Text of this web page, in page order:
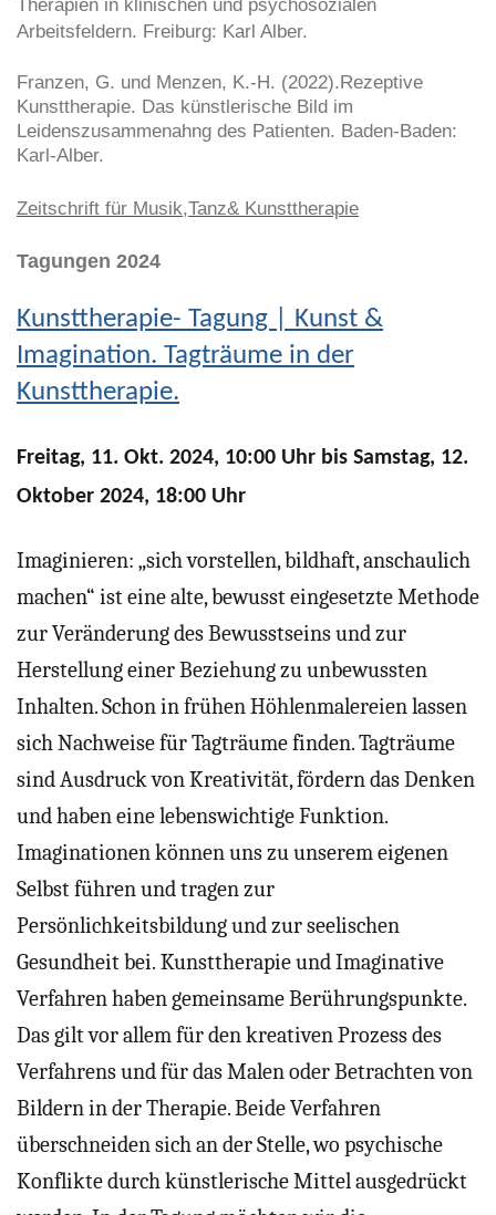
Therapien in klinischen und psychosozialen
Arbeitsfeldern. Freiburg: Karl Alber.
Franzen, G. und Menzen, K.-H. (2022).Rezeptive
Kunsttherapie. Das künstlerische Bild im
Leidenszusammenahng des Patienten. Baden-Baden:
Karl-Alber.
Zeitschrift für Musik,Tanz& Kunsttherapie
Tagungen 2024
Kunsttherapie- Tagung | Kunst &
Imagination. Tagträume in der
Kunsttherapie.
Freitag, 11. Okt. 2024, 10:00 Uhr bis Samstag, 12.
Oktober 2024, 18:00 Uhr
Imaginieren: „sich vorstellen, bildhaft, anschaulich
machen“ ist eine alte, bewusst eingesetzte Methode
zur Veränderung des Bewusstseins und zur
Herstellung einer Beziehung zu unbewussten
Inhalten. Schon in frühen Höhlenmalereien lassen
sich Nachweise für Tagträume finden. Tagträume
sind Ausdruck von Kreativität, fördern das Denken
und haben eine lebenswichtige Funktion.
Imaginationen können uns zu unserem eigenen
Selbst führen und tragen zur
Persönlichkeitsbildung und zur seelischen
Gesundheit bei. Kunsttherapie und Imaginative
Verfahren haben gemeinsame Berührungspunkte.
Das gilt vor allem für den kreativen Prozess des
Verfahrens und für das Malen oder Betrachten von
Bildern in der Therapie. Beide Verfahren
überschneiden sich an der Stelle, wo psychische
Konflikte durch künstlerische Mittel ausgedrückt